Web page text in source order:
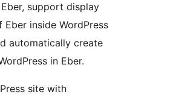
support display
inside WordPress
automatically create
in Eber.
site with